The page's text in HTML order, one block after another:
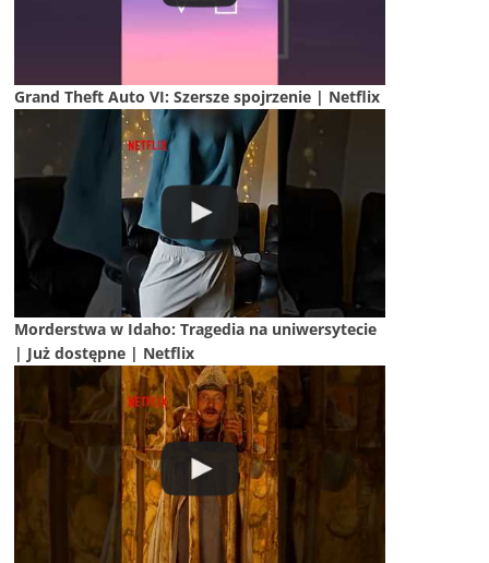
Grand Theft Auto VI: Szersze spojrzenie | Netflix
Morderstwa w Idaho: Tragedia na uniwersytecie
| Już dostępne | Netflix